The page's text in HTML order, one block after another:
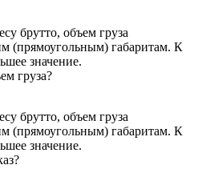
брутто, объем груза
(прямоугольным) габаритам. К
значение.
груза?
брутто, объем груза
(прямоугольным) габаритам. К
значение.